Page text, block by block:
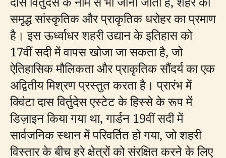
समृद्ध सांस्कृतिक और प्राकृतिक धरोहर का प्रमाण
है। इस ऊर्ध्वाधर शहरी उद्यान के इतिहास को
17वीं सदी में वापस खोजा जा सकता है, जो
ऐतिहासिक मौलिकता और प्राकृतिक सौंदर्य का एक
अद्वितीय मिश्रण प्रस्तुत करता है। प्रारंभ में
क्विंटा दास विर्तुदेस एस्टेट के हिस्से के रूप में
डिज़ाइन किया गया था, गार्डन 19वीं सदी में
सार्वजनिक स्थान में परिवर्तित हो गया, जो शहरी
विस्तार के बीच हरे क्षेत्रों को संरक्षित करने के लिए